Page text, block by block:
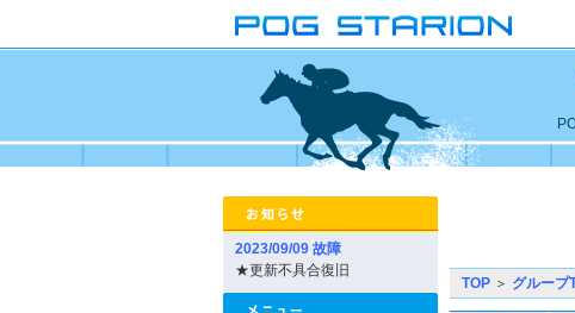
2023/09/09 故障
★更新不具合復旧
TOP ＞ グループ